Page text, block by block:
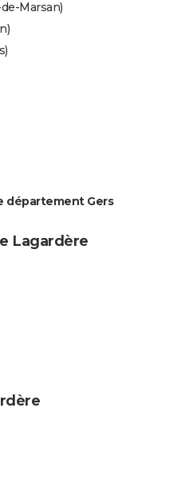
Marsan)
département Gers
Lagardère